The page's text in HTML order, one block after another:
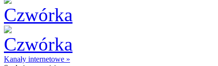
Kanały internetowe »